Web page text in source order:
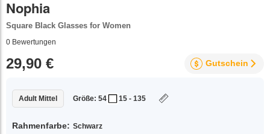
Nophia
Square Black Glasses for Women
0 Bewertungen
29,90 € Gutschein
Adult Mittel Größe: 54 15 - 135
Rahmenfarbe: Schwarz